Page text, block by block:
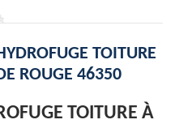
TOITURE
ROUGE 46350
TOITURE À